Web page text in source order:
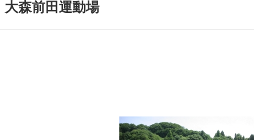
大森前田運動場